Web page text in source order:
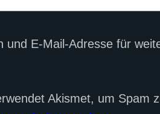
und E-Mail-Adresse für
Akismet, um Spam